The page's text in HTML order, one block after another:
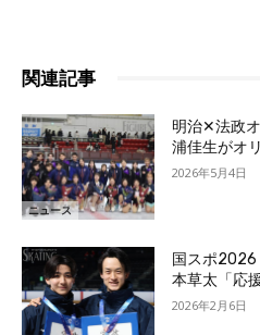
関連記事
ニュース
明治✕法政
浦佳生がオ
2026年5月4日
国スポ
本草太「応
2026年2月6日